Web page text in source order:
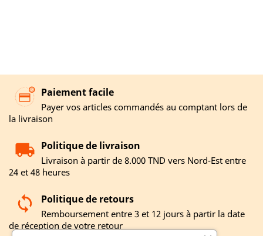
Paiement facile
Payer vos articles commandés au comptant lors de
la livraison
Politique de livraison
Livraison à partir de 8.000 TND vers Nord-Est entre
24 et 48 heures
Politique de retours
Remboursement entre 3 et 12 jours à partir la date
de réception de votre retour